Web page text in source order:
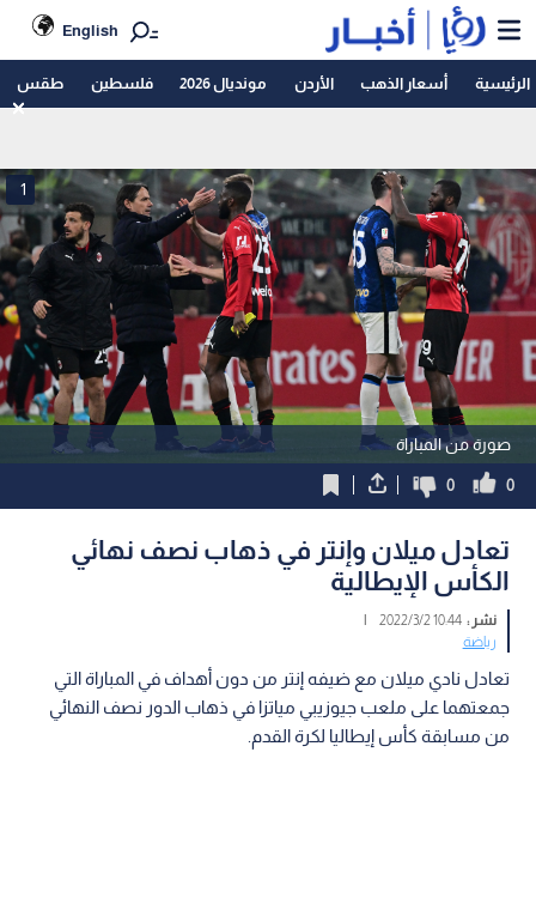
English
الرئيسية أسعار الذهب الأردن مونديال 2026 فلسطين طقس
صورة من المباراة
1
0
0
تعادل ميلان وإنتر في ذهاب نصف نهائي
الكأس الإيطالية
نشر :10:44 2022/3/2
|
رياضة
تعادل نادي ميلان مع ضيفه إنتر من دون أهداف في المباراة التي
جمعتهما على ملعب جيوزيبي مياتزا في ذهاب الدور نصف النهائي
من مسابقة كأس إيطاليا لكرة القدم.